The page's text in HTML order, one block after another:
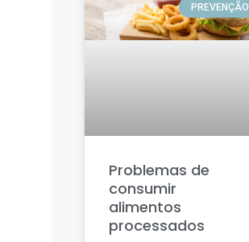
PREVENÇÃO
Problemas de
consumir
alimentos
processados